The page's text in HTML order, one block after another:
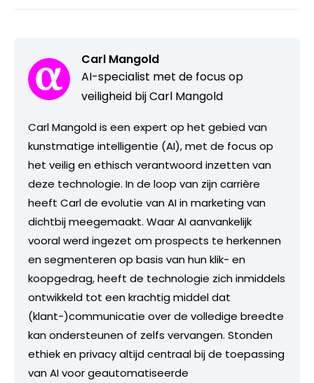
Carl Mangold
AI-specialist met de focus op
veiligheid bij Carl Mangold
Carl Mangold is een expert op het gebied van
kunstmatige intelligentie (AI), met de focus op
het veilig en ethisch verantwoord inzetten van
deze technologie. In de loop van zijn carrière
heeft Carl de evolutie van AI in marketing van
dichtbij meegemaakt. Waar AI aanvankelijk
vooral werd ingezet om prospects te herkennen
en segmenteren op basis van hun klik- en
koopgedrag, heeft de technologie zich inmiddels
ontwikkeld tot een krachtig middel dat
(klant-)communicatie over de volledige breedte
kan ondersteunen of zelfs vervangen. Stonden
ethiek en privacy altijd centraal bij de toepassing
van AI voor geautomatiseerde